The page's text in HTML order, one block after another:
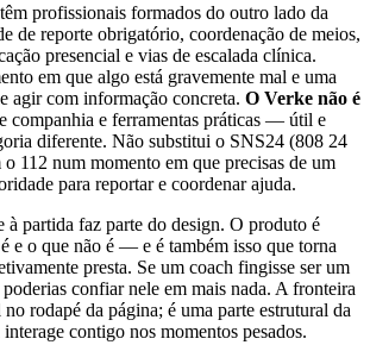
profissionais formados do outro lado da
de reporte obrigatório, coordenação de meios,
presencial e vias de escalada clínica.
em que algo está gravemente mal e uma
agir com informação concreta. O Verke não é
companhia e ferramentas práticas — útil e
diferente. Não substitui o SNS24 (808 24
112 num momento em que precisas de um
para reportar e coordenar ajuda.
à partida faz parte do design. O produto é
e o que não é — e é também isso que torna
presta. Se um coach fingisse ser um
confiar nele em mais nada. A fronteira
rodapé da página; é uma parte estrutural da
contigo nos momentos pesados.